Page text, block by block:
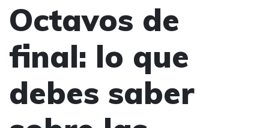
Octavos de
final: lo que
debes saber